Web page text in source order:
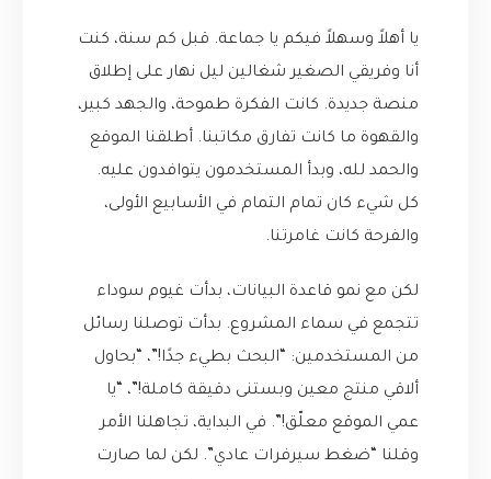
يا أهلاً وسهلاً فيكم يا جماعة. قبل كم سنة، كنت
أنا وفريقي الصغير شغالين ليل نهار على إطلاق
منصة جديدة. كانت الفكرة طموحة، والجهد كبير،
والقهوة ما كانت تفارق مكاتبنا. أطلقنا الموقع
والحمد لله، وبدأ المستخدمون يتوافدون عليه.
كل شيء كان تمام التمام في الأسابيع الأولى،
والفرحة كانت غامرتنا.
لكن مع نمو قاعدة البيانات، بدأت غيوم سوداء
تتجمع في سماء المشروع. بدأت توصلنا رسائل
من المستخدمين: “البحث بطيء جدًا!”، “بحاول
ألاقي منتج معين وبستنى دقيقة كاملة!”، “يا
عمي الموقع معلّق!”. في البداية، تجاهلنا الأمر
وقلنا “ضغط سيرفرات عادي”. لكن لما صارت